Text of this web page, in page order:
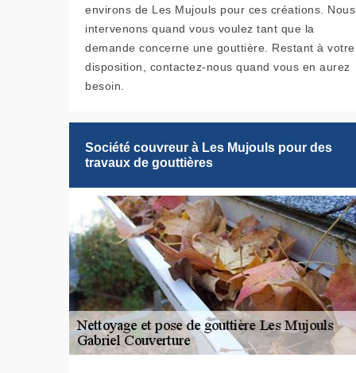
environs de Les Mujouls pour ces créations. Nous
intervenons quand vous voulez tant que la
demande concerne une gouttière. Restant à votre
disposition, contactez-nous quand vous en aurez
besoin.
Société couvreur à Les Mujouls pour des
travaux de gouttières